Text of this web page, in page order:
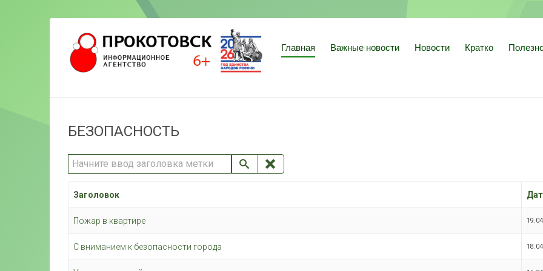
Главная Важные новости Новости Кратко
БЕЗОПАСНОСТЬ
Начните ввод заголовка метки
Заголовок
Пожар в квартире
С вниманием к безопасности города